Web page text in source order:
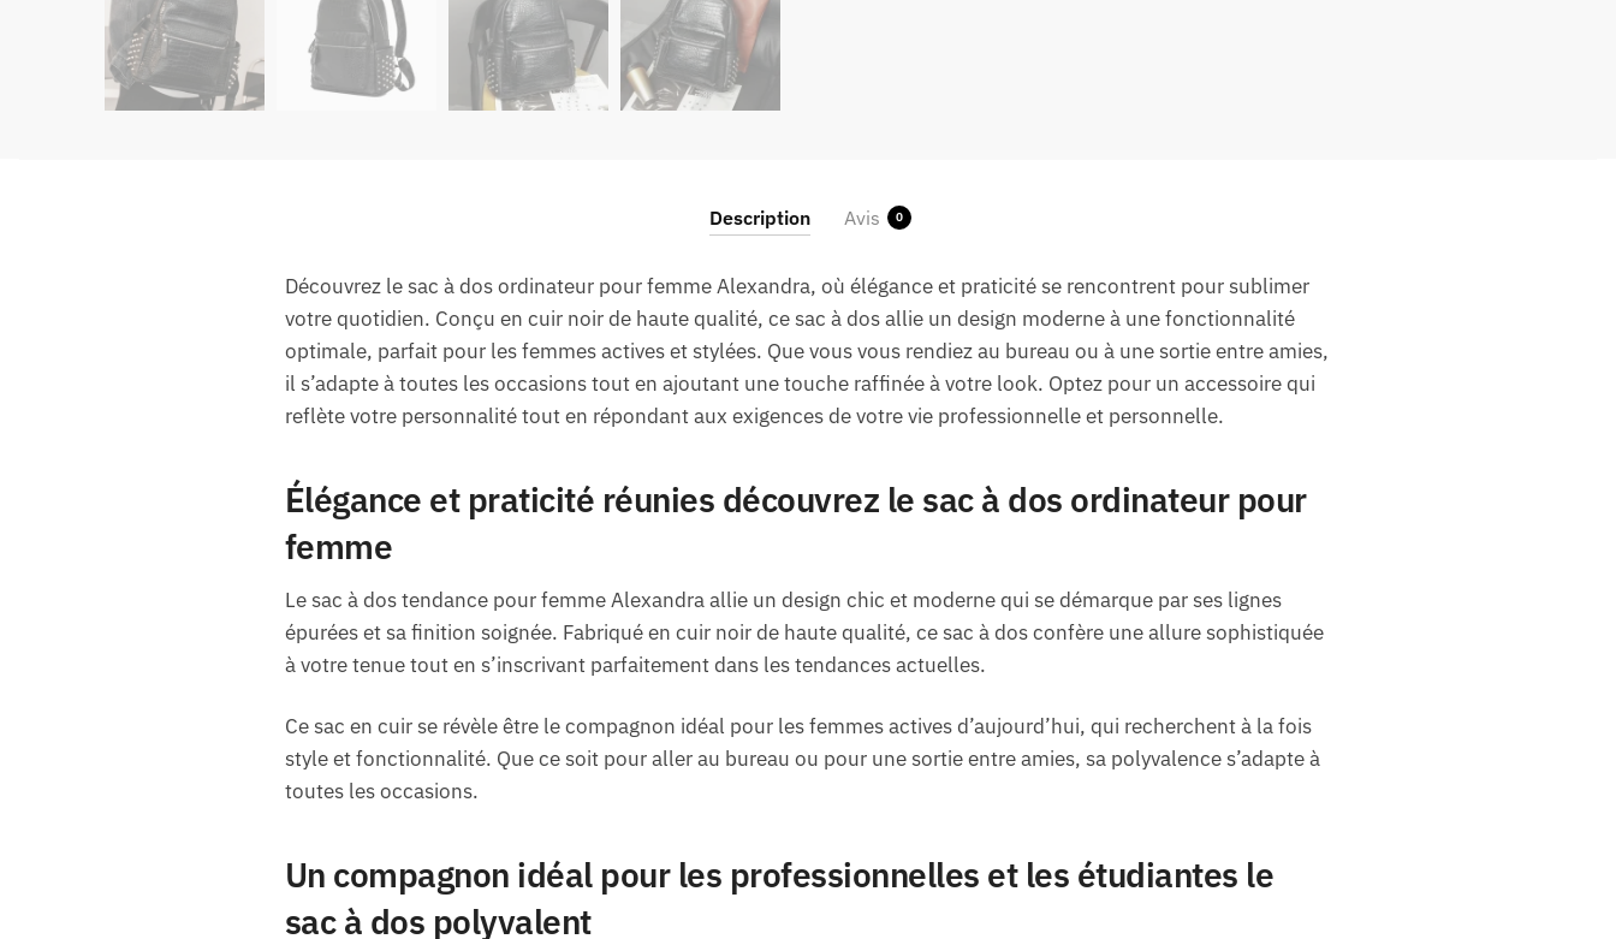
Description Avis 0
Découvrez le sac à dos ordinateur pour femme Alexandra, où élégance et praticité se rencontrent pour sublimer
votre quotidien. Conçu en cuir noir de haute qualité, ce sac à dos allie un design moderne à une fonctionnalité
optimale, parfait pour les femmes actives et stylées. Que vous vous rendiez au bureau ou à une sortie entre amies,
il s’adapte à toutes les occasions tout en ajoutant une touche raffinée à votre look. Optez pour un accessoire qui
reflète votre personnalité tout en répondant aux exigences de votre vie professionnelle et personnelle.
Élégance et praticité réunies découvrez le sac à dos ordinateur pour
femme
Le sac à dos tendance pour femme Alexandra allie un design chic et moderne qui se démarque par ses lignes
épurées et sa finition soignée. Fabriqué en cuir noir de haute qualité, ce sac à dos confère une allure sophistiquée
à votre tenue tout en s’inscrivant parfaitement dans les tendances actuelles.
Ce sac en cuir se révèle être le compagnon idéal pour les femmes actives d’aujourd’hui, qui recherchent à la fois
style et fonctionnalité. Que ce soit pour aller au bureau ou pour une sortie entre amies, sa polyvalence s’adapte à
toutes les occasions.
Un compagnon idéal pour les professionnelles et les étudiantes le
sac à dos polyvalent